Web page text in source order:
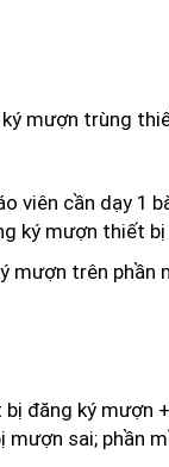
ký mượn trùng
viên cần dạy 1
ký mượn thiết
mượn trên phần
đăng ký mượn
sai; phần